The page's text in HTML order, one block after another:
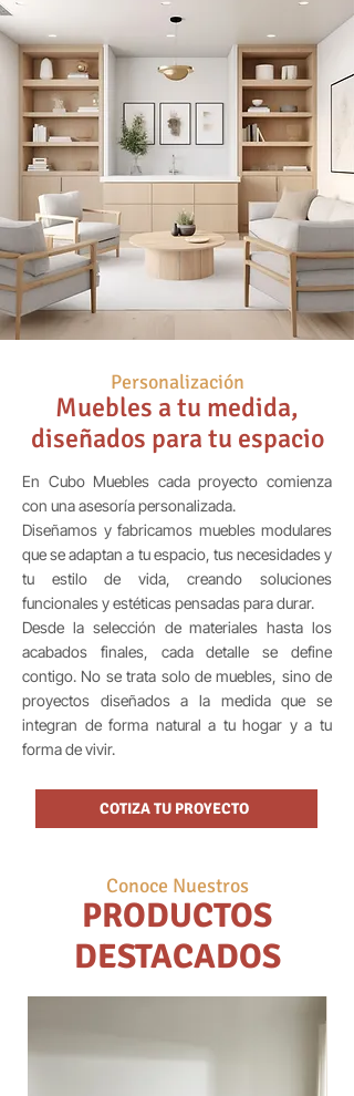
Personalización
Muebles a tu medida,
diseñados para tu espacio
En Cubo Muebles cada proyecto comienza
con una asesoría personalizada.
Diseñamos y fabricamos muebles modulares
que se adaptan a tu espacio, tus necesidades y
tu estilo de vida, creando soluciones
funcionales y estéticas pensadas para durar.
Desde la selección de materiales hasta los
acabados finales, cada detalle se define
contigo. No se trata solo de muebles, sino de
proyectos diseñados a la medida que se
integran de forma natural a tu hogar y a tu
forma de vivir.
COTIZA TU PROYECTO
Conoce Nuestros
PRODUCTOS
DESTACADOS